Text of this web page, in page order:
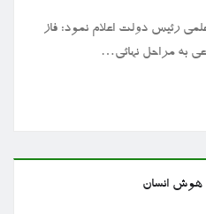
912، معاون علمی رئیس دولت اعلام نمود: فاز
به مراحل نهائی…